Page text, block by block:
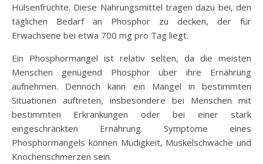
Hülsenfrüchte. Diese Nahrungsmittel tragen dazu bei, den
täglichen Bedarf an Phosphor zu decken, der für
Erwachsene bei etwa 700 mg pro Tag liegt.
Ein Phosphormangel ist relativ selten, da die meisten
Menschen genügend Phosphor über ihre Ernährung
aufnehmen. Dennoch kann ein Mangel in bestimmten
Situationen auftreten, insbesondere bei Menschen mit
bestimmten Erkrankungen oder bei einer stark
eingeschränkten Ernährung. Symptome eines
Phosphormangels können Müdigkeit, Muskelschwäche und
Knochenschmerzen sein.